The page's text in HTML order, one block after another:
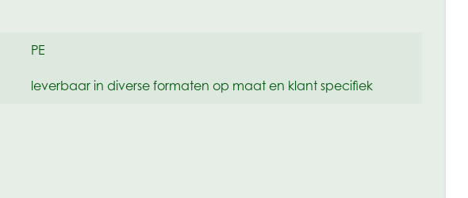
PE
leverbaar in diverse formaten op maat en klant specifiek